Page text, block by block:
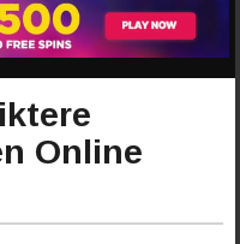
Online